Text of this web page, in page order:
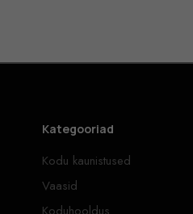
Kategooriad
Kodu kaunistused
Vaasid